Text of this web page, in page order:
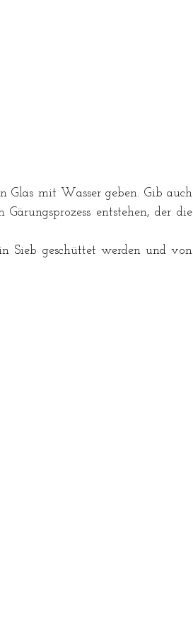
Glas mit Wasser geben. Gib auch
entstehen, der die
Sieb geschüttet werden und von